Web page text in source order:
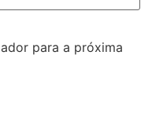
para a próxima